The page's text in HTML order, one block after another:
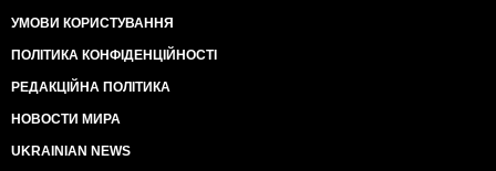
УМОВИ КОРИСТУВАННЯ
ПОЛІТИКА КОНФІДЕНЦІЙНОСТІ
РЕДАКЦІЙНА ПОЛІТИКА
НОВОСТИ МИРА
UKRAINIAN NEWS